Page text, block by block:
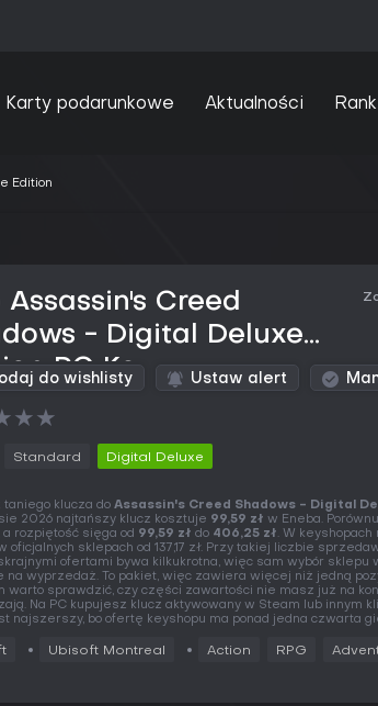
Karty podarunkowe Aktualności
Edition
Assassin's Creed
- Digital Deluxe
PC Key
do wishlisty Ustaw alert
★★
Standard Digital Deluxe
taniego klucza do Assassin's Creed Shadows - Digital
2026 najtańszy klucz kosztuje 99,59 zł w Eneba.
a rozpiętość sięga od 99,59 zł do 406,25 zł. W
w oficjalnych sklepach od 137,17 zł. Przy takiej liczbie
ofertami bywa kilkukrotna, więc sam wybór sklepu
na wyprzedaż. To pakiet, więc zawiera więcej niż jedną
warto sprawdzić, czy części zawartości nie masz już na
Na PC kupujesz klucz aktywowany w Steam lub innym
najszerszy, bo ofertę keyshopu ma ponad jedna czwarta
Ubisoft Montreal Action RPG